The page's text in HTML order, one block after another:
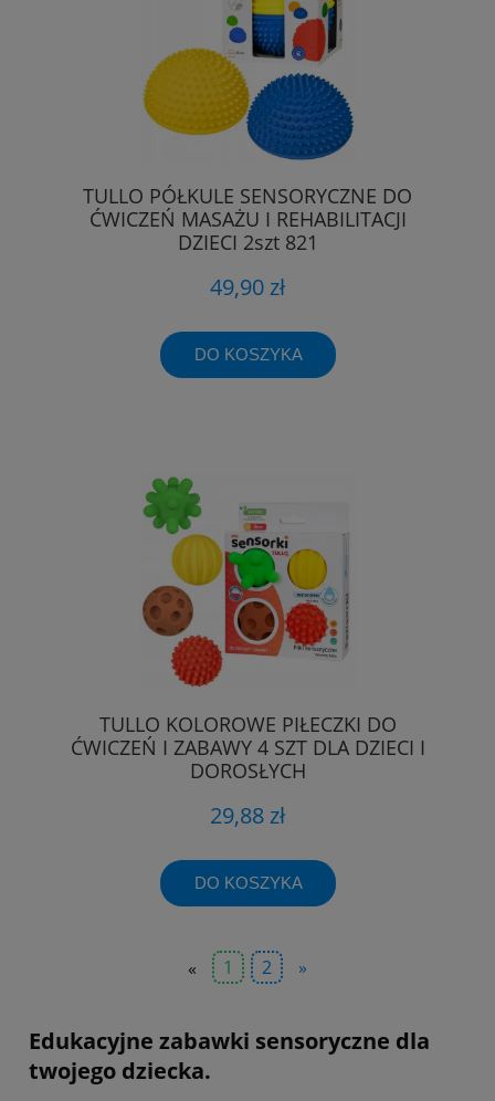
TULLO PÓŁKULE SENSORYCZNE DO
ĆWICZEŃ MASAŻU I REHABILITACJI
DZIECI 2szt 821
49,90 zł
DO KOSZYKA
TULLO KOLOROWE PIŁECZKI DO
ĆWICZEŃ I ZABAWY 4 SZT DLA DZIECI I
DOROSŁYCH
29,88 zł
DO KOSZYKA
« 1 2 »
Edukacyjne zabawki sensoryczne dla
twojego dziecka.